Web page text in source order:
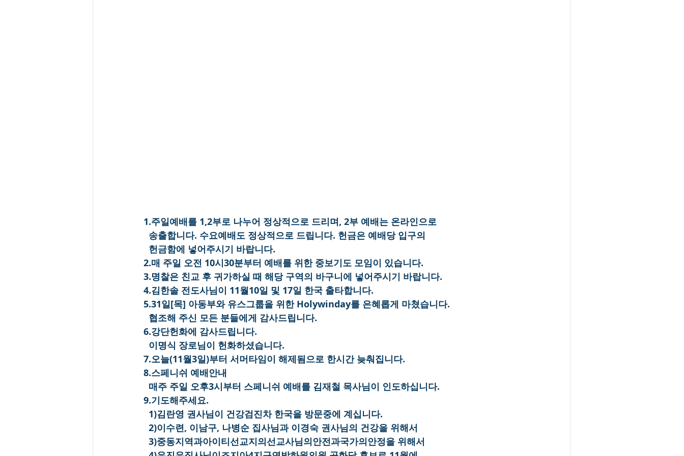
1.주일예배를 1,2부로 나누어 정상적으로 드리며, 2부 예배는 온라인으로
송출합니다. 수요예배도 정상적으로 드립니다. 헌금은 예배당 입구의
헌금함에 넣어주시기 바랍니다.
2.매 주일 오전 10시30분부터 예배를 위한 중보기도 모임이 있습니다.
3.명찰은 친교 후 귀가하실 때 해당 구역의 바구니에 넣어주시기 바랍니다.
4.김한솔 전도사님이 11월10일 및 17일 한국 출타합니다.
5.31일[목] 아동부와 유스그룹을 위한 Holywinday를 은혜롭게 마쳤습니다.
협조해 주신 모든 분들에게 감사드립니다.
6.강단헌화에 감사드립니다.
이명식 장로님이 헌화하셨습니다.
7.오늘(11월3일)부터 서머타임이 해제됨으로 한시간 늦춰집니다.
8.스페니쉬 예배안내
매주 주일 오후3시부터 스페니쉬 예배를 김재철 목사님이 인도하십니다.
9.기도해주세요.
1)김란영 권사님이 건강검진차 한국을 방문중에 계십니다.
2)이수련, 이남구, 나병순 집사님과 이경숙 권사님의 건강을 위해서
3)중동지역과아이티선교지의선교사님의안전과국가의안정을 위해서